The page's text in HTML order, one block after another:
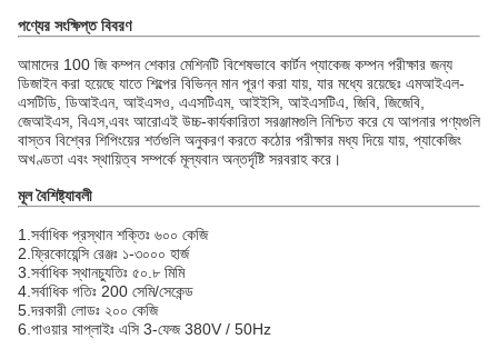
পণ্যের সংক্ষিপ্ত বিবরণ
আমাদের 100 জি কম্পন শেকার মেশিনটি বিশেষভাবে কার্টন প্যাকেজ কম্পন পরীক্ষার জন্য
ডিজাইন করা হয়েছে যাতে শিল্পের বিভিন্ন মান পূরণ করা যায়, যার মধ্যে রয়েছেঃ এমআইএল-
এসটিডি, ডিআইএন, আইএসও, এএসটিএম, আইইসি, আইএসটিএ, জিবি, জিজেবি,
জেআইএস, বিএস,এবং আরোএই উচ্চ-কার্যকারিতা সরঞ্জামগুলি নিশ্চিত করে যে আপনার পণ্যগুলি
বাস্তব বিশ্বের শিপিংয়ের শর্তগুলি অনুকরণ করতে কঠোর পরীক্ষার মধ্য দিয়ে যায়, প্যাকেজিং
অখণ্ডতা এবং স্থায়িত্ব সম্পর্কে মূল্যবান অন্তর্দৃষ্টি সরবরাহ করে।
মূল বৈশিষ্ট্যাবলী
1. সর্বাধিক প্রস্থান শক্তিঃ ৬০০ কেজি
2. ফ্রিকোয়েন্সি রেঞ্জঃ ১-৩০০০ হার্জ
3. সর্বাধিক স্থানচ্যুতিঃ ৫০.৮ মিমি
4. সর্বাধিক গতিঃ 200 সেমি/সেকেন্ড
5.দরকারী লোডঃ ২০০ কেজি
6. পাওয়ার সাপ্লাইঃ এসি 3-ফেজ 380V / 50Hz